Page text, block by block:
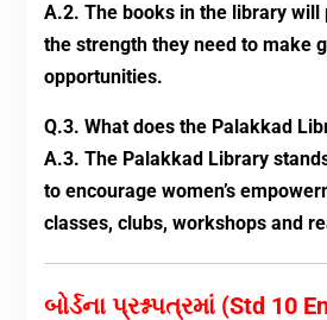
A.2. The books in the library will
the strength they need to make
opportunities.
Q.3. What does the Palakkad
A.3. The Palakkad Library
to encourage women’s
classes, clubs, workshops and
બોર્ડના પ્રશ્નપત્રમાં (Std 10